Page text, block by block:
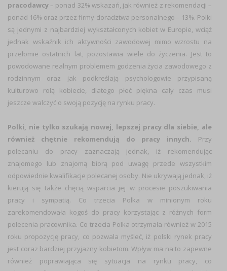
pracodawcy – ponad 32% wskazań, jak również z rekomendacji –
ponad 16% oraz przez firmy doradztwa personalnego – 13%. Polki
są jednymi z najbardziej wykształconych kobiet w Europie, wciąż
jednak wskaźnik ich aktywności zawodowej mimo wzrostu na
przełomie ostatnich lat, pozostawia wiele do życzenia. Jest to
powodowane realnym problemem godzenia życia zawodowego z
rodzinnym oraz jak podkreślają psychologowie przypisaną
kulturowo rolą kobiecie, dlatego płeć piękna cały czas musi
jeszcze walczyć o swoją pozycję na rynku pracy.
Polki, nie tylko szukają nowej, lepszej pracy dla siebie, ale
również chętnie rekomendują do pracy innych. Przy
polecaniu do pracy zaznaczają jednak, iż rekomendując
znajomego lub znajomą biorą pod uwagę przede wszystkim
odpowiednie kwalifikacje polecanej osoby. Nie ukrywają jednak, iż
kierują się także chęcią wsparcia jej w procesie poszukiwania
pracy i sympatią. Co trzecia Polka w minionym roku
zarekomendowała kogoś do pracy korzystając z różnych form
polecenia pracownika. Co trzecia Polka otrzymała również w 2015
roku propozycję pracy, co pozwala myśleć, iż polski rynek pracy
jest coraz bardziej przyjazny kobietom. Wpływ ma na to zapewne
również poprawiająca się sytuacja na rynku pracy, co